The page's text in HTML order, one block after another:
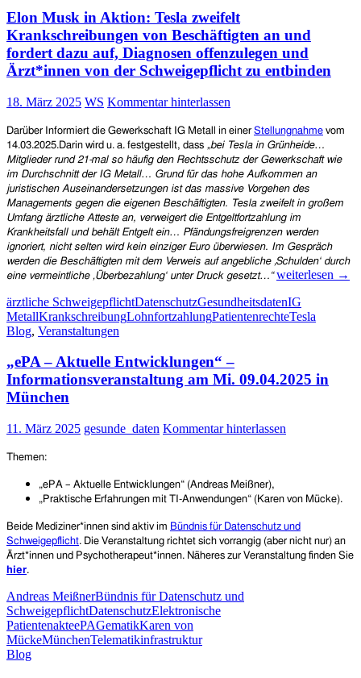
Ananas
auf
Pizza…
Elon Musk in Aktion: Tesla zweifelt
Krankschreibungen von Beschäftigten an und
fordert dazu auf, Diagnosen offenzulegen und
Ärzt*innen von der Schweigepflicht zu entbinden
18. März 2025 WS Kommentar hinterlassen
Darüber Informiert die Gewerkschaft IG Metall in einer Stellungnahme vom
14.03.2025.Darin wird u. a. festgestellt, dass „bei Tesla in Grünheide…
Mitglieder rund 21-mal so häufig den Rechtsschutz der Gewerkschaft wie
im Durchschnitt der IG Metall… Grund für das hohe Aufkommen an
juristischen Auseinandersetzungen ist das massive Vorgehen des
Managements gegen die eigenen Beschäftigten. Tesla zweifelt in großem
Umfang ärztliche Atteste an, verweigert die Entgeltfortzahlung im
Krankheitsfall und behält Entgelt ein… Pfändungsfreigrenzen werden
ignoriert, nicht selten wird kein einziger Euro überwiesen. Im Gespräch
werden die Beschäftigten mit dem Verweis auf angebliche ‚Schulden‘ durch
eine vermeintliche ‚Überbezahlung‘ unter Druck gesetzt…“ Elon
in
Aktion:
von
Beschäftigten
fordert
offenzulegen
und
Ärzt*innen
von
der
Schweigepflicht
weiterlesen →
ärztliche SchweigepflichtDatenschutzGesundheitsdatenIG
MetallKrankschreibungLohnfortzahlungPatientenrechteTesla
Blog, Veranstaltungen
„ePA – Aktuelle Entwicklungen“ –
Informationsveranstaltung am Mi. 09.04.2025 in
München
11. März 2025 gesunde_daten Kommentar hinterlassen
Themen:
„ePA – Aktuelle Entwicklungen“ (Andreas Meißner),
„Praktische Erfahrungen mit TI-Anwendungen“ (Karen von Mücke).
Beide Mediziner*innen sind aktiv im Bündnis für Datenschutz und
Schweigepflicht. Die Veranstaltung richtet sich vorrangig (aber nicht nur) an
Ärzt*innen und Psychotherapeut*innen. Näheres zur Veranstaltung finden Sie
hier.
Andreas MeißnerBündnis für Datenschutz und
SchweigepflichtDatenschutzElektronische
PatientenakteePAGematikKaren von
MückeMünchenTelematikinfrastruktur
Blog